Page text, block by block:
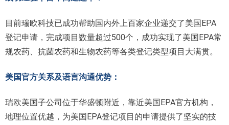
目前瑞欧科技已成功帮助国内外上百家企业递交了美国EPA
登记申请，完成项目数量超过500个，成功实现了美国EPA常
规农药、抗菌农药和生物农药等各类登记类型项目大满贯。
美国官方关系及语言沟通优势：
瑞欧美国子公司位于华盛顿附近，靠近美国EPA官方机构，
地理位置优越，为美国EPA登记项目的申请提供了坚实的技